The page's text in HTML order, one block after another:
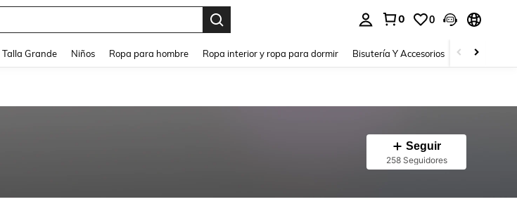
0 0
Talla Grande Niños Ropa para hombre Ropa interior y ropa para dormir Bisutería Y Accesorios Zapatos
Seguir
258 Seguidores